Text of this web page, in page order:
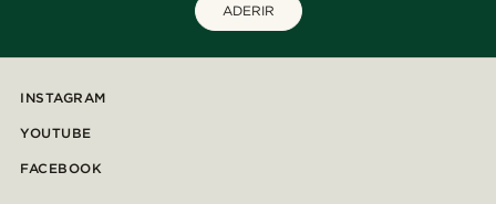
ADERIR
INSTAGRAM
YOUTUBE
FACEBOOK